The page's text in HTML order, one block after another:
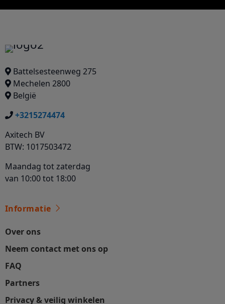
Battelsesteenweg 275
Mechelen 2800
België
+3215274474
Axitech BV
BTW: 1017503472
Maandag tot zaterdag
van 10:00 tot 18:00
Informatie
Over ons
Neem contact met ons op
FAQ
Partners
Privacy & veilig winkelen